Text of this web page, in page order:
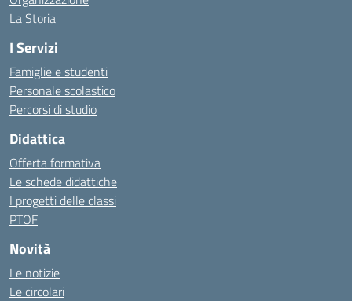
La Storia
I Servizi
Famiglie e studenti
Personale scolastico
Percorsi di studio
Didattica
Offerta formativa
Le schede didattiche
I progetti delle classi
PTOF
Novità
Le notizie
Le circolari